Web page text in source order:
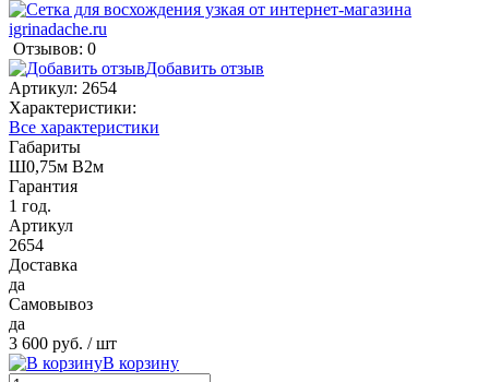
Отзывов: 0
Добавить отзыв
Артикул: 2654
Характеристики:
Все характеристики
Габариты
Ш0,75м В2м
Гарантия
1 год.
Артикул
2654
Доставка
да
Самовывоз
да
3 600 руб. / шт
В корзину